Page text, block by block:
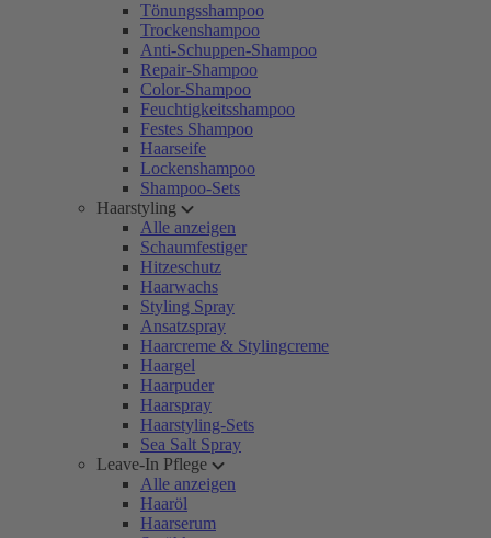
Tönungsshampoo
Trockenshampoo
Anti-Schuppen-Shampoo
Repair-Shampoo
Color-Shampoo
Feuchtigkeitsshampoo
Festes Shampoo
Haarseife
Lockenshampoo
Shampoo-Sets
Haarstyling
Alle anzeigen
Schaumfestiger
Hitzeschutz
Haarwachs
Styling Spray
Ansatzspray
Haarcreme & Stylingcreme
Haargel
Haarpuder
Haarspray
Haarstyling-Sets
Sea Salt Spray
Leave-In Pflege
Alle anzeigen
Haaröl
Haarserum